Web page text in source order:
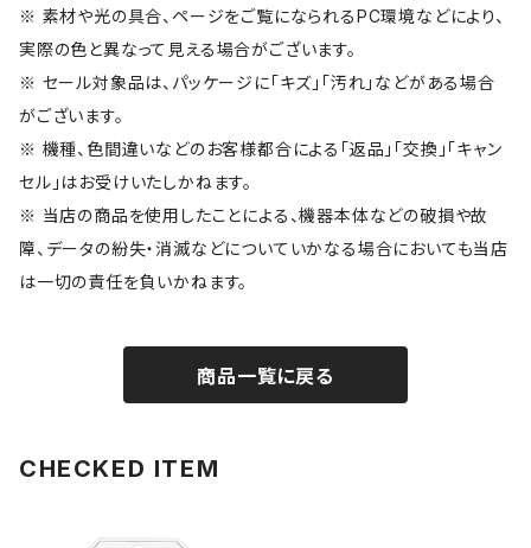
※ 素材や光の具合、ページをご覧になられるPC環境などにより、
実際の色と異なって見える場合がございます。
※ セール対象品は、パッケージに「キズ」「汚れ」などがある場合
がございます。
※ 機種、色間違いなどのお客様都合による「返品」「交換」「キャン
セル」はお受けいたしかねます。
※ 当店の商品を使用したことによる、機器本体などの破損や故
障、データの紛失・消滅などについていかなる場合においても当店
は一切の責任を負いかねます。
商品一覧に戻る
CHECKED ITEM